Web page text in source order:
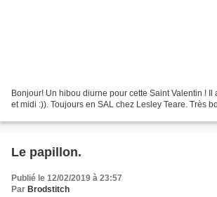
Bonjour! Un hibou diurne pour cette Saint Valentin ! Il
et midi :)). Toujours en SAL chez Lesley Teare. Très
Le papillon.
Publié le 12/02/2019 à 23:57
Par Brodstitch